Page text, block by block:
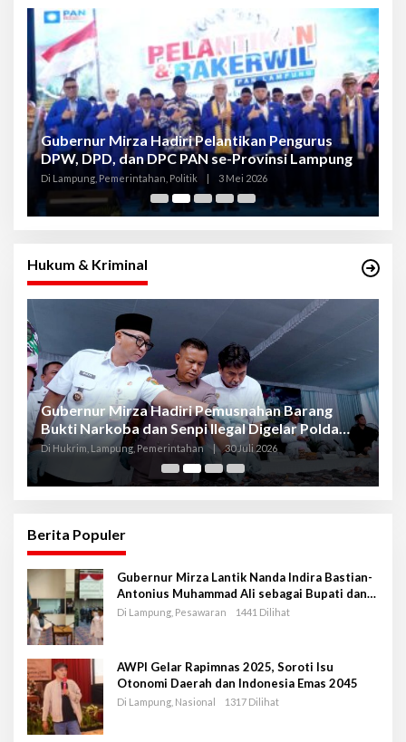
Gubernur Mirza Hadiri Pelantikan Pengurus
DPW, DPD, dan DPC PAN se-Provinsi Lampung
Di Lampung, Pemerintahan, Politik 3 Mei 2026
Hukum & Kriminal
Gubernur Mirza Hadiri Pemusnahan Barang
Bukti Narkoba dan Senpi Ilegal Digelar Polda
Lampung
Di Hukrim, Lampung, Pemerintahan 30 Juli 2026
Berita Populer
Gubernur Mirza Lantik Nanda Indira Bastian-
Antonius Muhammad Ali sebagai Bupati dan
Wakil Bupati Pesawaran Periode 2025-2030
Di Lampung, Pesawaran 1441 Dilihat
AWPI Gelar Rapimnas 2025, Soroti Isu
Otonomi Daerah dan Indonesia Emas 2045
Di Lampung, Nasional 1317 Dilihat